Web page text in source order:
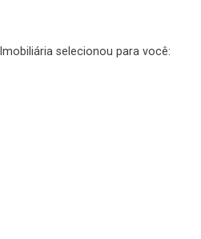
selecionou para você: